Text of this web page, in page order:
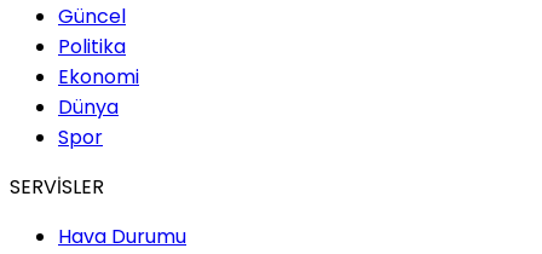
Güncel
Politika
Ekonomi
Dünya
Spor
SERVİSLER
Hava Durumu